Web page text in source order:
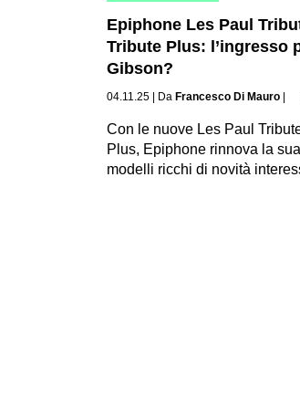
Epiphone Les Paul
Tribute Plus: l’ingresso
Gibson?
04.11.25 Da Francesco Di Mauro
Con le nuove Les Paul
Plus, Epiphone rinnova la
modelli ricchi di novità